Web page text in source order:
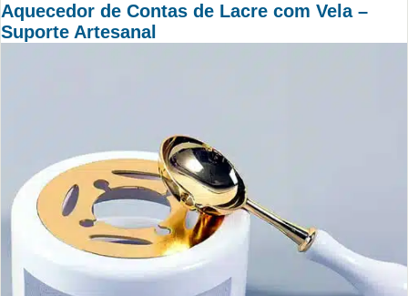
Aquecedor de Contas de Lacre com Vela –
Suporte Artesanal